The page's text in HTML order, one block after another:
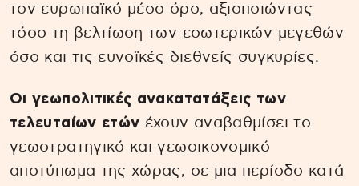
τον ευρωπαϊκό μέσο όρο, αξιοποιώντας
τόσο τη βελτίωση των εσωτερικών μεγεθών
όσο και τις ευνοϊκές διεθνείς συγκυρίες.
Οι γεωπολιτικές ανακατατάξεις των
τελευταίων ετών έχουν αναβαθμίσει το
γεωστρατηγικό και γεωοικονομικό
αποτύπωμα της χώρας, σε μια περίοδο κατά